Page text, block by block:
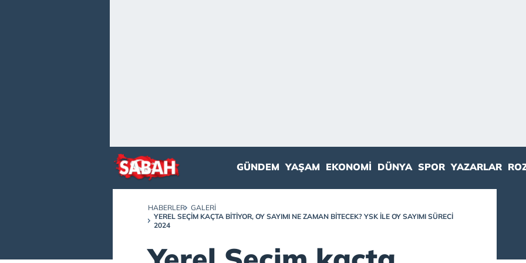
GÜNDEM YAŞAM EKONOMI DÜNYA SPOR YAZARLAR
HABERLER
GALERI
YEREL SEÇIM KAÇTA BITIYOR, OY SAYIMI NE ZAMAN BITECEK? YSK ILE OY SAYIMI SÜRECI
2024